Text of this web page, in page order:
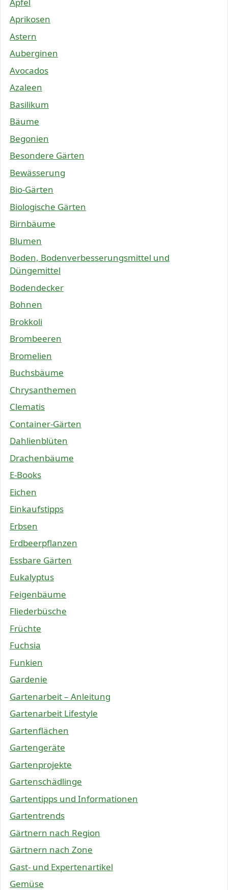
Aprikosen
Astern
Auberginen
Avocados
Azaleen
Basilikum
Bäume
Begonien
Besondere Gärten
Bewässerung
Bio-Gärten
Biologische Gärten
Birnbäume
Blumen
Boden, Bodenverbesserungsmittel und
Düngemittel
Bodendecker
Bohnen
Brokkoli
Brombeeren
Bromelien
Buchsbäume
Chrysanthemen
Clematis
Container-Gärten
Dahlienblüten
Drachenbäume
E-Books
Eichen
Einkaufstipps
Erbsen
Erdbeerpflanzen
Essbare Gärten
Eukalyptus
Feigenbäume
Fliederbüsche
Früchte
Fuchsia
Funkien
Gardenie
Gartenarbeit – Anleitung
Gartenarbeit Lifestyle
Gartenflächen
Gartengeräte
Gartenprojekte
Gartenschädlinge
Gartentipps und Informationen
Gartentrends
Gärtnern nach Region
Gärtnern nach Zone
Gast- und Expertenartikel
Gemüse